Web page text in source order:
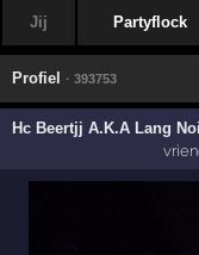
Jij Partyflock
Profiel · 393753
Hc Beertjj A.K.A Lang